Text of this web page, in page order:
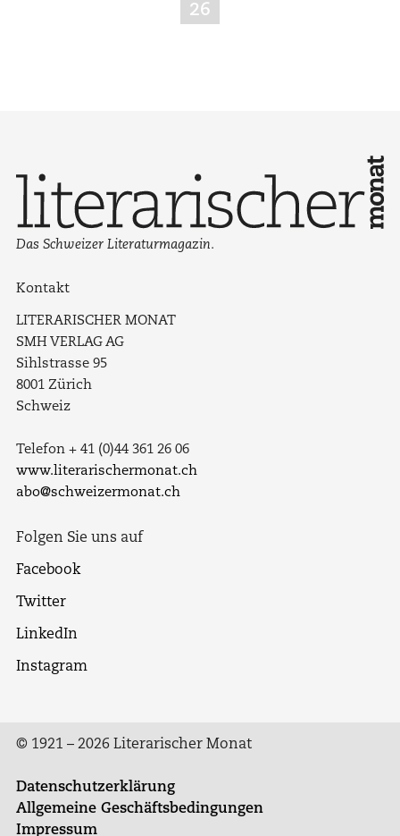
26
Das Schweizer Literaturmagazin.
Kontakt
LITERARISCHER MONAT
SMH VERLAG AG
Sihlstrasse 95
8001 Zürich
Schweiz
Telefon + 41 (0)44 361 26 06
www.literarischermonat.ch
abo@schweizermonat.ch
Folgen Sie uns auf
Facebook
Twitter
LinkedIn
Instagram
© 1921 – 2026 Literarischer Monat
Datenschutzerklärung
Allgemeine Geschäftsbedingungen
Impressum